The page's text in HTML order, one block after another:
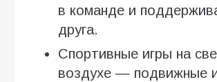
в команде и
друга.
Спортивные игры на
воздухе — подвижные